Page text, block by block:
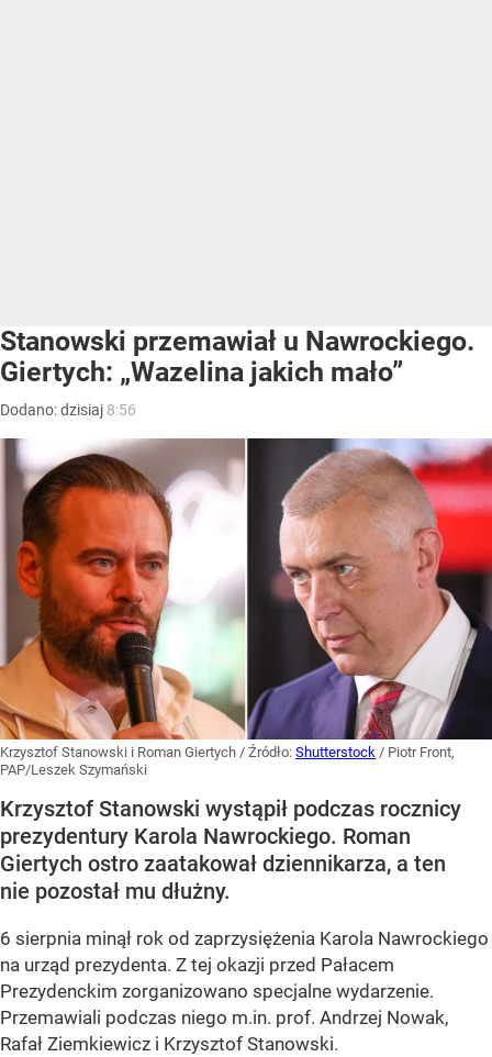
Stanowski przemawiał u Nawrockiego.
Giertych: „Wazelina jakich mało”
Dodano:dzisiaj 8:56
Krzysztof Stanowski i Roman Giertych / Źródło: Shutterstock / Piotr Front,
PAP/Leszek Szymański
Krzysztof Stanowski wystąpił podczas rocznicy
prezydentury Karola Nawrockiego. Roman
Giertych ostro zaatakował dziennikarza, a ten
nie pozostał mu dłużny.
6 sierpnia minął rok od zaprzysiężenia Karola Nawrockiego
na urząd prezydenta. Z tej okazji przed Pałacem
Prezydenckim zorganizowano specjalne wydarzenie.
Przemawiali podczas niego m.in. prof. Andrzej Nowak,
Rafał Ziemkiewicz i Krzysztof Stanowski.